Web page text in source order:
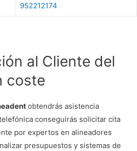
952212174
al Cliente del
coste
obtendrás asistencia
conseguirás solicitar cita
por expertos en alineadores
presupuestos y sistemas de